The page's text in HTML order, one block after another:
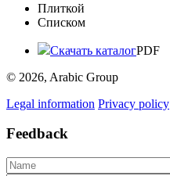
Плиткой
Списком
Скачать каталогPDF
© 2026, Arabic Group
Legal information Privacy policy
Feedback